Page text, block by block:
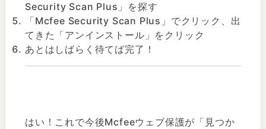
Security Scan Plus」を探す
「Mcfee Security Scan Plus」でクリック、出
てきた「アンインストール」をクリック
あとはしばらく待てば完了！
はい！これで今後Mcfeeウェブ保護が「見つか